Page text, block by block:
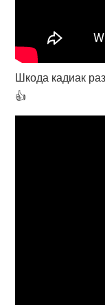
Шкода кадиак
👍